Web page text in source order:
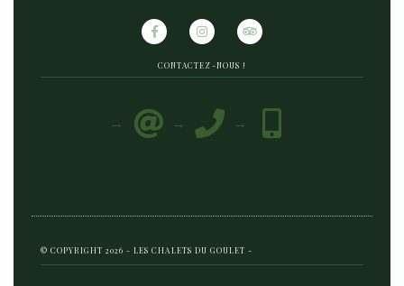
CONTACTEZ-NOUS !
© COPYRIGHT 2026 - LES CHALETS DU GOULET -